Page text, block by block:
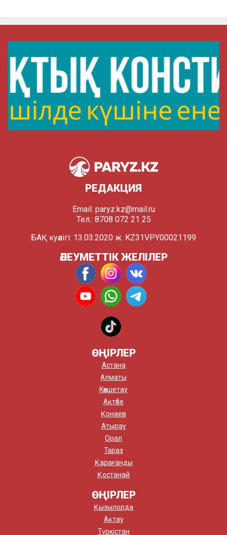
РЕДАКЦИЯ
Email: paryz.kz@mail.ru
Тел.: 8708 072 21 25
БАҚ куәлігі: 13.03.2020 ж. KZ31VPY00021199
ӘЛЕУМЕТТІК ЖЕЛІЛЕР
ӨҢІРЛЕР
Астана
Алматы
Көкшетау
Ақтөбе
Қонаев
Атырау
Орал
Тараз
Қарағанды
Қостанай
ӨҢІРЛЕР
Қызылорда
Ақтау
Түркістан